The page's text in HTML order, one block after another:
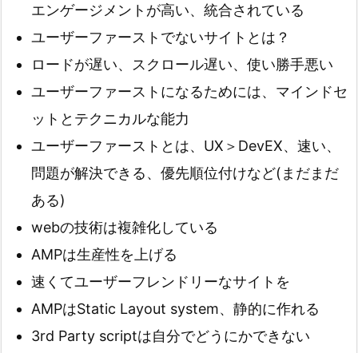
エンゲージメントが高い、統合されている
ユーザーファーストでないサイトとは？
ロードが遅い、スクロール遅い、使い勝手悪い
ユーザーファーストになるためには、マインドセ
ットとテクニカルな能力
ユーザーファーストとは、UX＞DevEX、速い、
問題が解決できる、優先順位付けなど(まだまだ
ある)
webの技術は複雑化している
AMPは生産性を上げる
速くてユーザーフレンドリーなサイトを
AMPはStatic Layout system、静的に作れる
3rd Party scriptは自分でどうにかできない